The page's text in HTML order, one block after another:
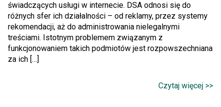
świadczących usługi w internecie. DSA odnosi się do
różnych sfer ich działalności – od reklamy, przez systemy
rekomendacji, aż do administrowania nielegalnymi
treściami. Istotnym problemem związanym z
funkcjonowaniem takich podmiotów jest rozpowszechniana
za ich […]
Czytaj więcej >>